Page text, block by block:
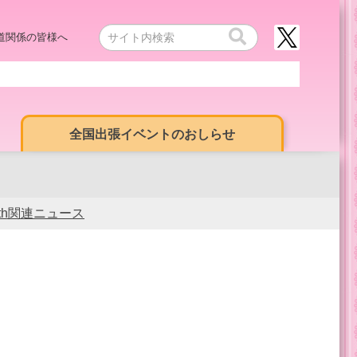
全国出張イベントのおしらせ
関係の皆様へ
関連ニュース